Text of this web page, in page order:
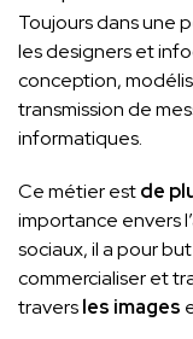
Toujours dans une
les designers et
conception,
transmission de
informatiques.
Ce métier estde
importance envers
sociaux, il a pour
commercialiser et
traversles images